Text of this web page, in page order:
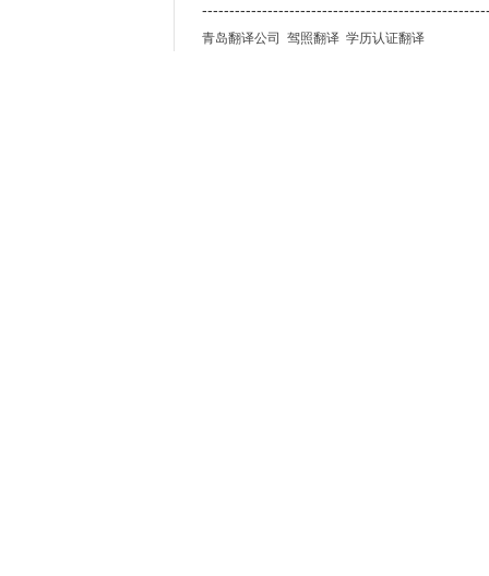
青岛翻译公司 驾照翻译 学历认证翻译